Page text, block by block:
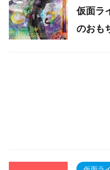
仮面ラ
のおも